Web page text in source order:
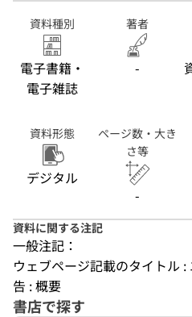
資料種別
電子書籍・
電子雑誌
著者
-
資料形態
デジタル
ページ数・大き
さ等
-
資料に関する注記
一般注記：
ウェブページ記載のタイトル
告 : 概要
書店で探す